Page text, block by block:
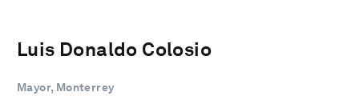
Luis Donaldo Colosio
Mayor, Monterrey